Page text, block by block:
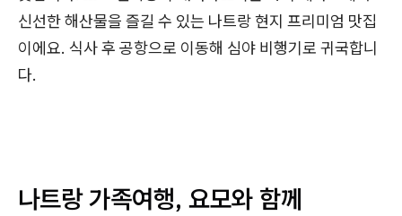
신선한 해산물을 즐길 수 있는 나트랑 현지 프리미엄 맛집
이에요. 식사 후 공항으로 이동해 심야 비행기로 귀국합니
다.
나트랑 가족여행, 요모와 함께